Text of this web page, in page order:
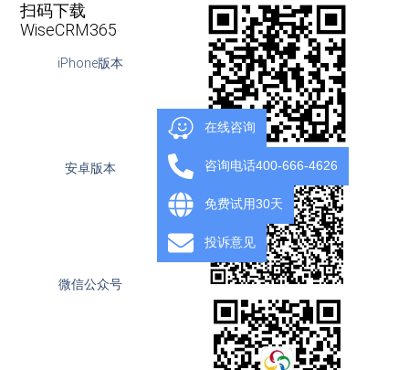
扫码下载
WiseCRM365
iPhone版本
安卓版本
微信公众号
在线咨询
咨询电话400-666-4626
免费试用30天
投诉意见